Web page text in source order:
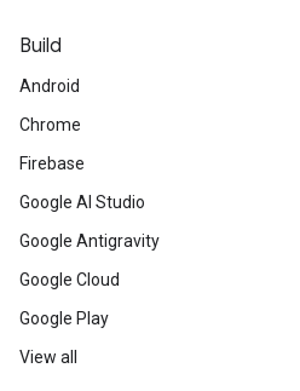
Build
Android
Chrome
Firebase
Google AI Studio
Google Antigravity
Google Cloud
Google Play
View all